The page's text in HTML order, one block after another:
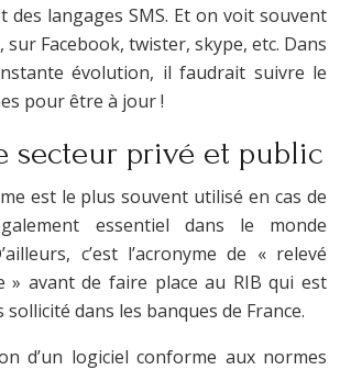
des langages SMS. Et on voit souvent
sur Facebook, twister, skype, etc. Dans
évolution, il faudrait suivre le
pour être à jour !
secteur privé et public
est le plus souvent utilisé en cas de
essentiel dans le monde
c’est l’acronyme de « relevé
» avant de faire place au RIB qui est
dans les banques de France.
d’un logiciel conforme aux normes